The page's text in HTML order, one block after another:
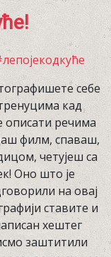
себе
кад
описати речима
филм, спаваш,
четујеш са
Оно што је
на овај
ставите и
хештег
заштитили